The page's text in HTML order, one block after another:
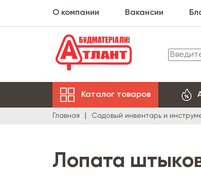
О компании Вакансии
Каталог товаров
Главная Садовый инвентарь и
Лопата